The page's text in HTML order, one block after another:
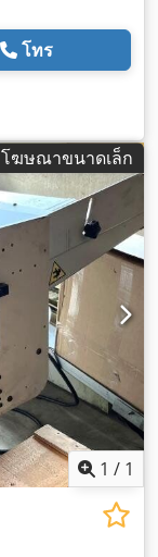
โทร
โฆษณาขนาดเล็ก
1 / 1